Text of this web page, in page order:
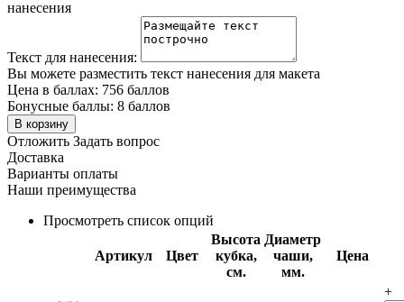
нанесения
Текст для нанесения:
Вы можете разместить текст нанесения для макета
Цена в баллах: 756 баллов
Бонусные баллы: 8 баллов
В корзину
Отложить Задать вопрос
Доставка
Варианты оплаты
Наши преимущества
Просмотреть список опций
Артикул Цвет
Высота
кубка,
см.
Диаметр
чаши,
мм.
Цена
+